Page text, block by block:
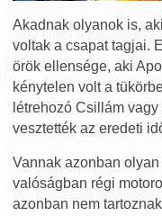
Akadnak olyanok is,
voltak a csapat tagjai.
örök ellensége, aki
kénytelen volt a
létrehozó Csillám
vesztették az eredeti
Vannak azonban
valóságban régi
azonban nem